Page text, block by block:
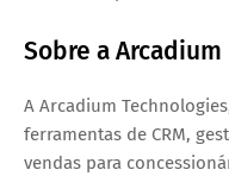
Sobre a Arcadium
A Arcadium
ferramentas de CRM,
vendas para